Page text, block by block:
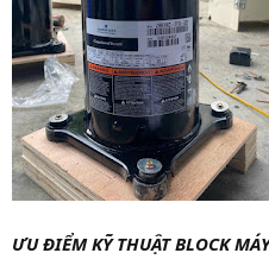
ƯU ĐIỂM KỸ THUẬT BLOCK